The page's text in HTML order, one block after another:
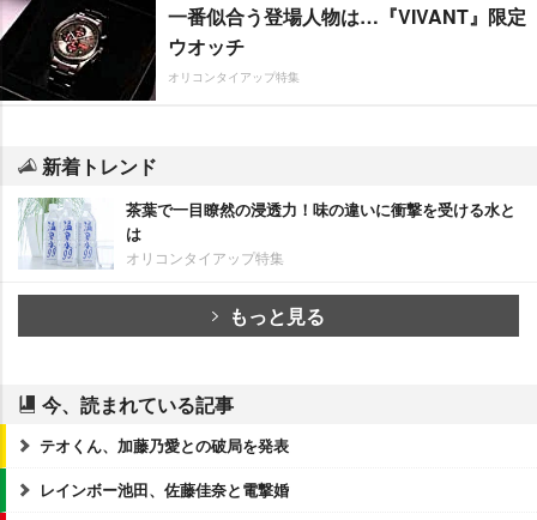
一番似合う登場人物は…『VIVANT』限定
ウオッチ
オリコンタイアップ特集
新着トレンド
茶葉で一目瞭然の浸透力！味の違いに衝撃を受ける水と
は
オリコンタイアップ特集
もっと見る
今、読まれている記事
テオくん、加藤乃愛との破局を発表
レインボー池田、佐藤佳奈と電撃婚